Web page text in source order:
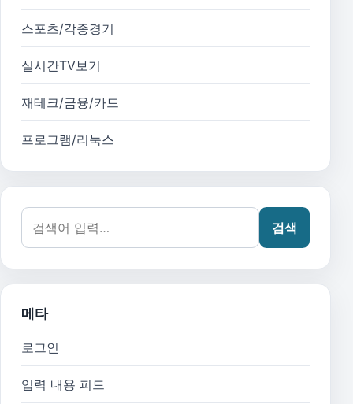
스포츠/각종경기
실시간TV보기
재테크/금융/카드
프로그램/리눅스
검색어:
검색
메타
로그인
입력 내용 피드